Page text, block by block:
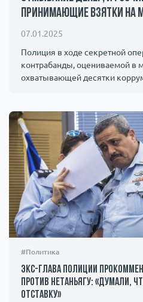
Происшествия
Армия
принимающие взятки на
07.01.2025
Полиция в ходе секретной
контрабанды, оцениваемой в
охватывающей десятки
#Политика
Экс-глава полиции
против Нетаньягу: «Думали,
отставку»